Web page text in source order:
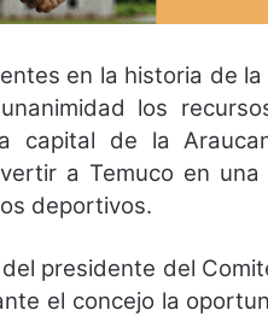
en la historia de
los
capital de la
a Temuco en
deportivos.
presidente del
el concejo la